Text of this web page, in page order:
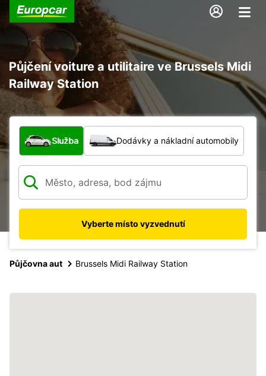
Půjčení voiture a utilitaire ve Brussels Midi
Railway Station
Jaký typ vozidla?
Služba Dodávky a nákladní automobily
Vyberte místo vyzvednutí
Půjčovna aut Brussels Midi Railway Station